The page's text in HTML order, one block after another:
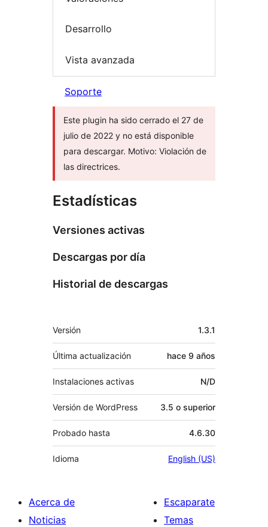
Desarrollo
Vista avanzada
Soporte
Este plugin ha sido cerrado el 27 de
julio de 2022 y no está disponible
para descargar. Motivo: Violación de
las directrices.
Estadísticas
Versiones activas
Descargas por día
Historial de descargas
Meta
Versión 1.3.1
Última actualización hace 9 años
Instalaciones activas N/D
Versión de WordPress 3.5 o superior
Probado hasta 4.6.30
Idioma English (US)
Acerca de
Noticias
Escaparate
Temas